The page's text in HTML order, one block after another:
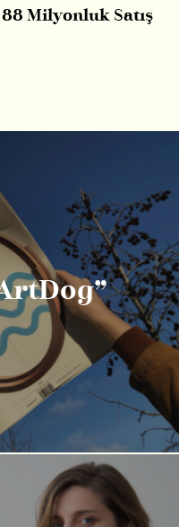
88 Milyonluk Satış